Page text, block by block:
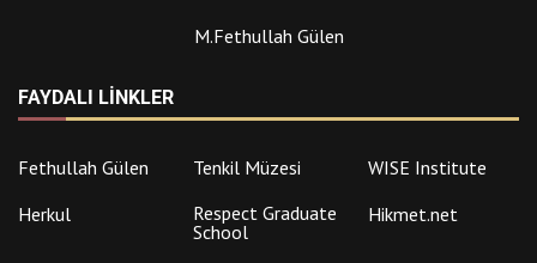
M.Fethullah Gülen
FAYDALI LINKLER
Fethullah Gülen Tenkil Müzesi
WISE Institute
Herkul
Respect Graduate
School
Hikmet.net